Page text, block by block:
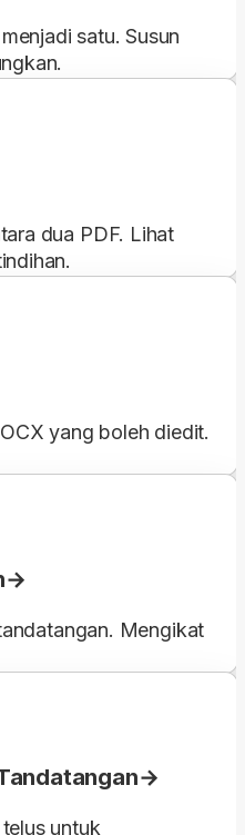
satu. Susun
dua PDF. Lihat
yang boleh diedit.
Mengikat
untuk